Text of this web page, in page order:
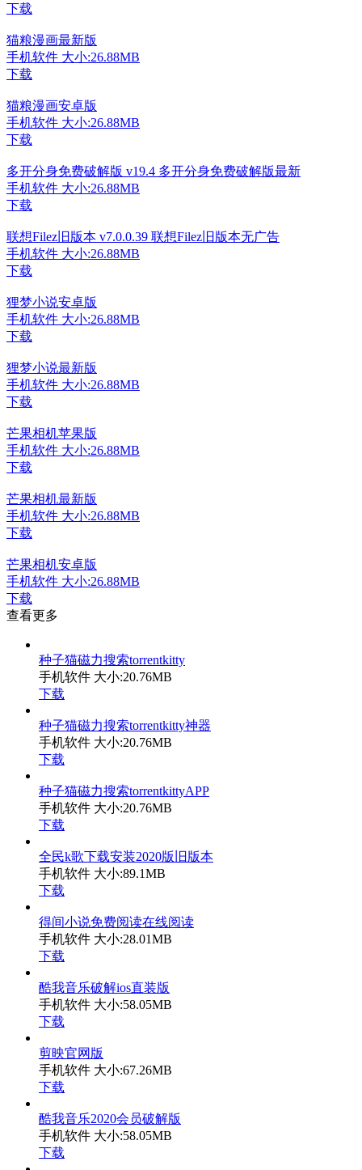
下载
猫粮漫画最新版
手机软件 大小:26.88MB
下载
猫粮漫画安卓版
手机软件 大小:26.88MB
下载
多开分身免费破解版 v19.4 多开分身免费破解版最新
手机软件 大小:26.88MB
下载
联想Filez旧版本 v7.0.0.39 联想Filez旧版本无广告
手机软件 大小:26.88MB
下载
狸梦小说安卓版
手机软件 大小:26.88MB
下载
狸梦小说最新版
手机软件 大小:26.88MB
下载
芒果相机苹果版
手机软件 大小:26.88MB
下载
芒果相机最新版
手机软件 大小:26.88MB
下载
芒果相机安卓版
手机软件 大小:26.88MB
下载
查看更多
种子猫磁力搜索torrentkitty
手机软件 大小:20.76MB
下载
种子猫磁力搜索torrentkitty神器
手机软件 大小:20.76MB
下载
种子猫磁力搜索torrentkittyAPP
手机软件 大小:20.76MB
下载
全民k歌下载安装2020版旧版本
手机软件 大小:89.1MB
下载
得间小说免费阅读在线阅读
手机软件 大小:28.01MB
下载
酷我音乐破解ios直装版
手机软件 大小:58.05MB
下载
剪映官网版
手机软件 大小:67.26MB
下载
酷我音乐2020会员破解版
手机软件 大小:58.05MB
下载